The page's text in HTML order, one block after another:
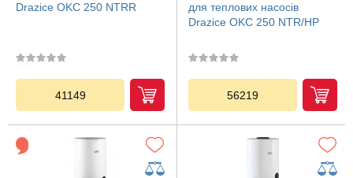
Drazice OKC 250 NTRR
41149
для теплових насосів
Drazice OKC 250 NTR/HP
56219